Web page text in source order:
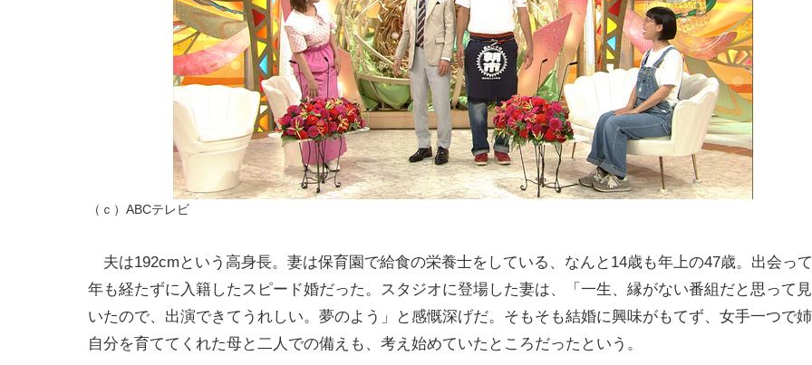
（ｃ）ABCテレビ
夫は192cmという高身長。妻は保育園で給食の栄養士をしている、なんと14歳も年上の47歳。出会っ
年も経たずに入籍したスピード婚だった。スタジオに登場した妻は、「一生、縁がない番組だと思って
いたので、出演できてうれしい。夢のよう」と感慨深げだ。そもそも結婚に興味がもてず、女手一つで
自分を育ててくれた母と二人での備えも、考え始めていたところだったという。